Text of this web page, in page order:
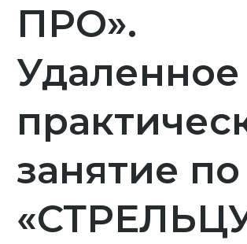
ПРО».
Удаленное
занятие по